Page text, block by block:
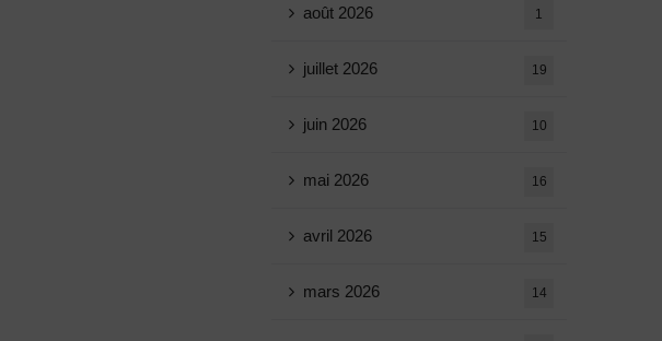
août 2026 1
juillet 2026 19
juin 2026 10
mai 2026 16
avril 2026 15
mars 2026 14